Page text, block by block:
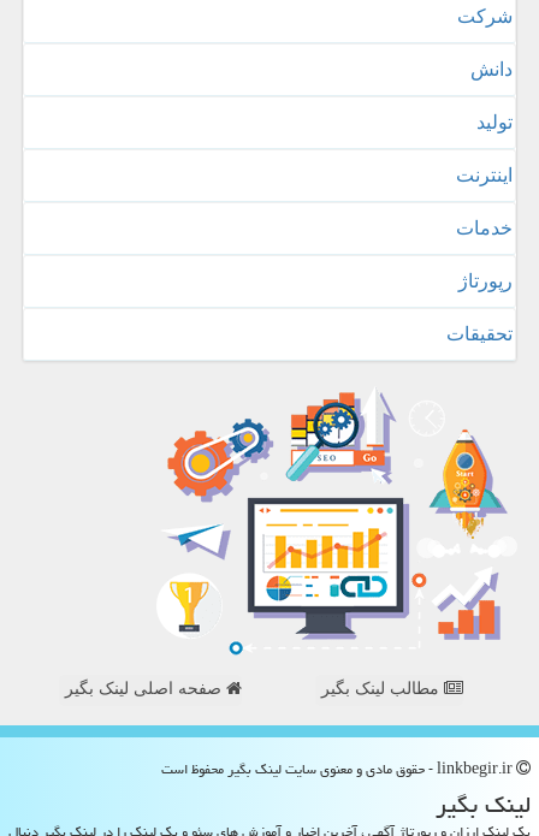
شركت
دانش
تولید
اینترنت
خدمات
رپورتاژ
تحقیقات
مطالب لینک بگیر صفحه اصلی لینک بگیر
لینك بگیر